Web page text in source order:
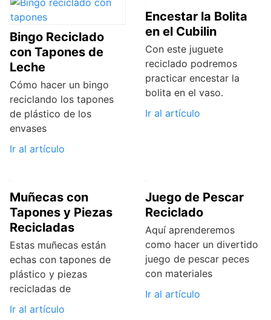
Bingo Reciclado
con Tapones de
Leche
Cómo hacer un bingo
reciclando los tapones
de plástico de los
envases
Ir al artículo
Encestar la Bolita
en el Cubilin
Con este juguete
reciclado podremos
practicar encestar la
bolita en el vaso.
Ir al artículo
Muñecas con
Tapones y Piezas
Recicladas
Estas muñecas están
echas con tapones de
plástico y piezas
recicladas de
Ir al artículo
Juego de Pescar
Reciclado
Aquí aprenderemos
como hacer un divertido
juego de pescar peces
con materiales
Ir al artículo